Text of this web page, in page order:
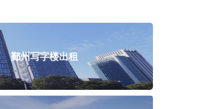
鄞州写字楼出租